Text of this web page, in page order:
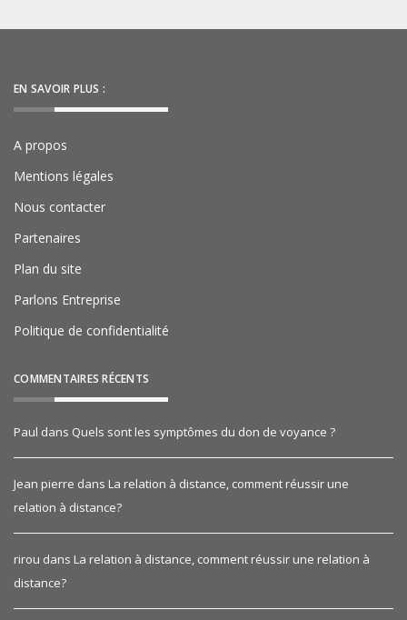
EN SAVOIR PLUS :
A propos
Mentions légales
Nous contacter
Partenaires
Plan du site
Parlons Entreprise
Politique de confidentialité
COMMENTAIRES RÉCENTS
Paul dans Quels sont les symptômes du don de voyance ?
Jean pierre dans La relation à distance, comment réussir une
relation à distance?
rirou dans La relation à distance, comment réussir une relation à
distance?